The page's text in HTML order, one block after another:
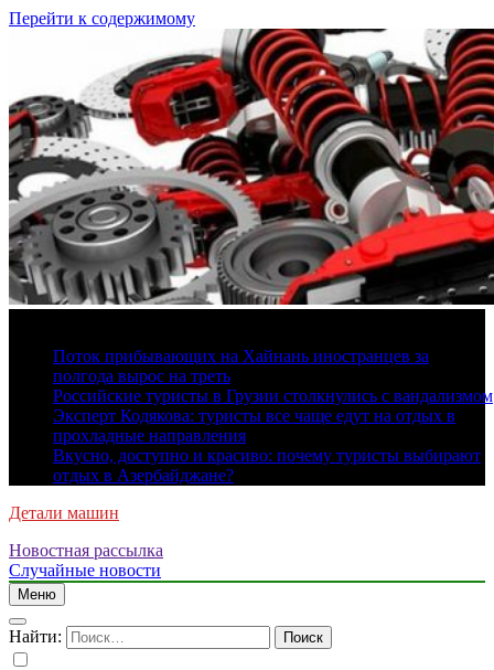
Перейти к содержимому
Поток прибывающих на Хайнань иностранцев за
полгода вырос на треть
Российские туристы в Грузии столкнулись с вандализмом
Эксперт Кодякова: туристы все чаще едут на отдых в
прохладные направления
Вкусно, доступно и красиво: почему туристы выбирают
отдых в Азербайджане?
Детали машин
Новостная рассылка
Случайные новости
Меню
Найти: